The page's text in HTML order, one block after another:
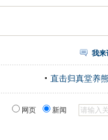
我来
直击归真堂养
网页 新闻